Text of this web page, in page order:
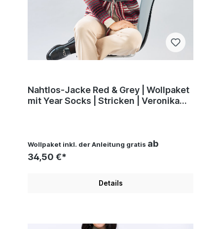
Nahtlos-Jacke Red & Grey | Wollpaket
mit Year Socks | Stricken | Veronika
Wollpaket inkl. der Anleitung gratis ab
34,50 €*
Details